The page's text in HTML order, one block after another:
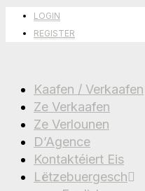
LOGIN
REGISTER
Kaafen / Verkaafen
Ze Verkaafen
Ze Verlounen
D’Agence
Kontaktéiert Eis
Lëtzebuergesch